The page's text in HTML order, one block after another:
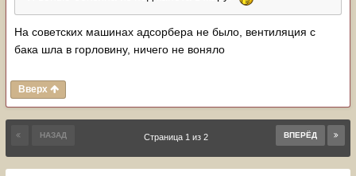
На советских машинах адсорбера не было, вентиляция с
бака шла в горловину, ничего не воняло
Вверх
НАЗАД ВПЕРЁД
Страница 1 из 2